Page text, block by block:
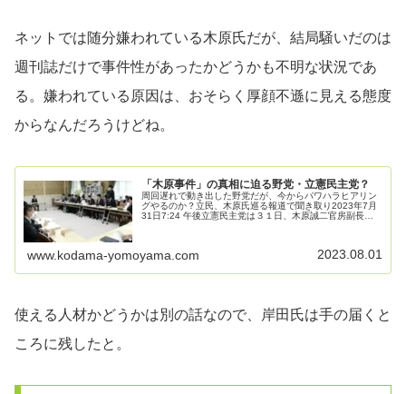
ネットでは随分嫌われている木原氏だが、結局騒いだのは
週刊誌だけで事件性があったかどうかも不明な状況であ
る。嫌われている原因は、おそらく厚顔不遜に見える態度
からなんだろうけどね。
「木原事件」の真相に迫る野党・立憲民主党？
周回遅れで動き出した野党だが、今からパワハラヒアリン
グやるのか？立民、木原氏巡る報道で聞き取り2023年7月
31日7:24 午後立憲民主党は３１日、木原誠二官房副長官
www.kodama-yomoyama.com 2023.08.01
使える人材かどうかは別の話なので、岸田氏は手の届くと
ころに残したと。